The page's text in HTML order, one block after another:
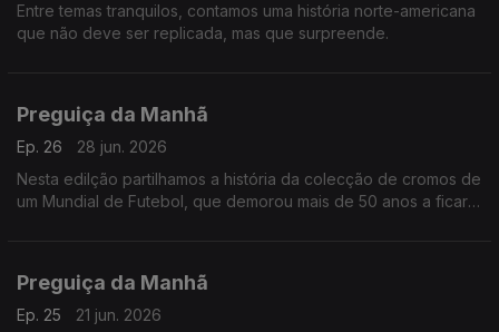
Entre temas tranquilos, contamos uma história norte-americana
que não deve ser replicada, mas que surpreende.
Preguiça da Manhã
Ep. 26
28 jun. 2026
Nesta edilção partilhamos a história da colecção de cromos de
um Mundial de Futebol, que demorou mais de 50 anos a ficar
Preguiça da Manhã
Ep. 25
21 jun. 2026